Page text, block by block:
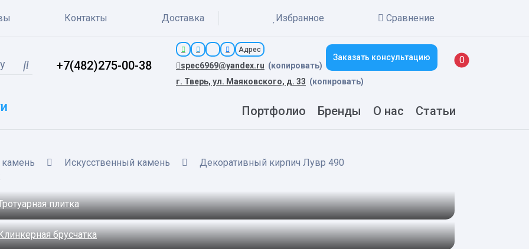
Контакты Доставка Избранное Сравнение
+7(482)275-00-38
Адрес
spec6969@yandex.ru (копировать)
Заказать консультацию
г. Тверь, ул. Маяковского, д. 33 (копировать)
0New alerts
Портфолио Бренды О нас Статьи
Искусственный камень
Декоративный кирпич Лувр 490
плитка
брусчатка